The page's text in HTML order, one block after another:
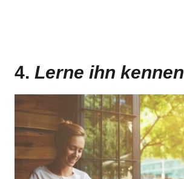
4. Lerne ihn kennen